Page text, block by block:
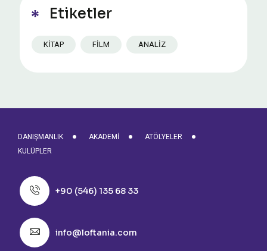
Etiketler
KITAP FILM ANALIZ
DANIŞMANLIK AKADEMI
ATÖLYELER
KULÜPLER
+90 (546) 135 68 33
info@loftania.com